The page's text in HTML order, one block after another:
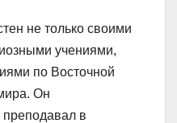
не только своими
учениями,
по Восточной
Он
преподавал в